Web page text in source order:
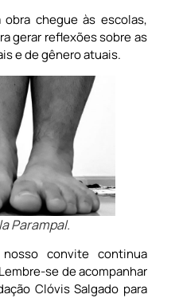
chegue às escolas,
gerar reflexões sobre as
e de gênero atuais.
Parampal.
convite continua
se de acompanhar
Clóvis Salgado para